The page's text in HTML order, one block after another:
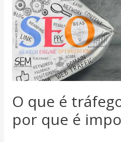
O que é
por que é